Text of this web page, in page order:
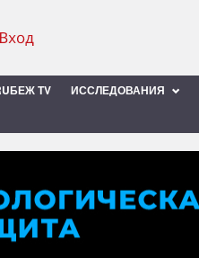
TV ИССЛЕДОВАНИЯ